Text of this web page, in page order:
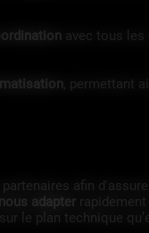
avec tous les
, permettant
afin
adapter
le plan technique